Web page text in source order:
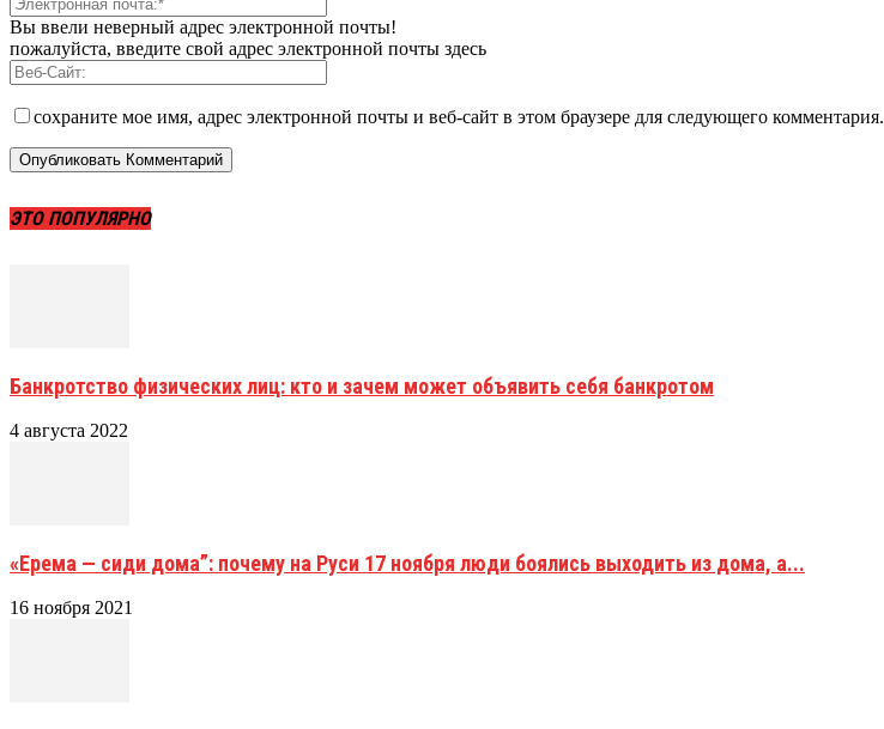
Вы ввели неверный адрес электронной почты!
пожалуйста, введите свой адрес электронной почты здесь
сохраните мое имя, адрес электронной почты и веб-сайт в этом браузере для следующего комментария.
ЭТО ПОПУЛЯРНО
Банкротство физических лиц: кто и зачем может объявить себя банкротом
4 августа 2022
«Ерема — сиди дома”: почему на Руси 17 ноября люди боялись выходить из дома, а...
16 ноября 2021